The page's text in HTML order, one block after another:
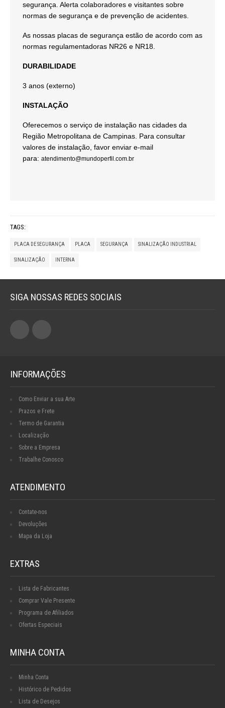
segurança. Alerta colaboradores e visitantes sobre
normas de segurança e de prevenção de acidentes.
As nossas placas de segurança estão de acordo com as
normas regulamentadoras NR26 e NR18.
DURABILIDADE
3 anos (externo)
INSTALAÇÃO
Oferecemos o serviço de instalação nas cidades da
Região Metropolitana de Campinas. Para consultar
valores de instalação, favor enviar e-mail
para: atendimento@mundoperfil.com.br
TAGS:
PLACA DE SEGURANÇA PLACA SEGURANÇA SINALIZAÇÃO INDUSTRIAL
SINALIZAÇÃO INTERNA
SIGA NOSSAS REDES SOCIAIS
INFORMAÇÕES
Como Enviar a sua Arte
Prazos e Frete
Termo de Garantia
Localização
Sobre a Empresa
Trabalhe Conosco
ATENDIMENTO
Contate-nos
Devoluções
Mapa da Loja
EXTRAS
Lista de Fabricantes
Comprar Vale Presente
Programa de Afiliados
Ofertas Especiais
MINHA CONTA
Minha Conta
Histórico de Pedidos
Lista de Desejos